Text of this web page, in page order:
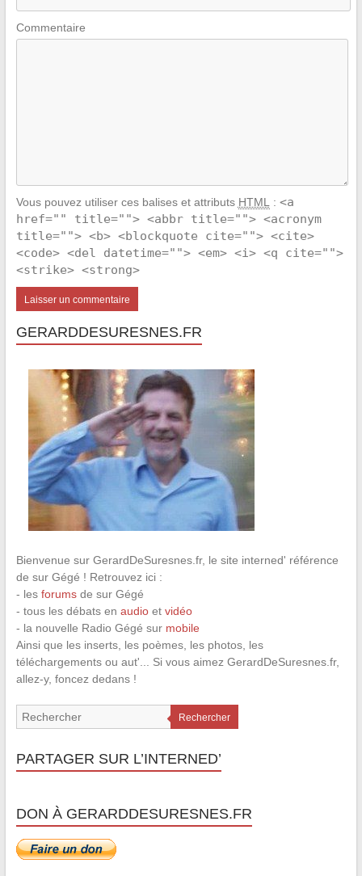
Commentaire
Vous pouvez utiliser ces balises et attributs HTML : <a
href="" title=""> <abbr title=""> <acronym
title=""> <b> <blockquote cite=""> <cite>
<code> <del datetime=""> <em> <i> <q cite="">
<strike> <strong>
GERARDDESURESNES.FR
Bienvenue sur GerardDeSuresnes.fr, le site interned' référence
de sur Gégé ! Retrouvez ici :
- les forumsde sur Gégé
- tous les débats en audioet vidéo
- la nouvelle Radio Gégé sur mobile
Ainsi que les inserts, les poèmes, les photos, les
téléchargements ou aut'... Si vous aimez GerardDeSuresnes.fr,
allez-y, foncez dedans !
Rechercher
PARTAGER SUR L’INTERNED’
DON À GERARDDESURESNES.FR